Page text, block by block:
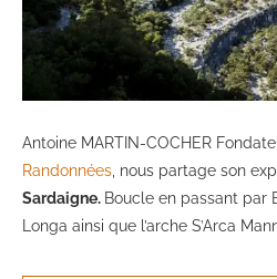
Antoine MARTIN-COCHER
Randonnées , nous partage son
Sardaigne. Boucle en passant par
Longa ainsi que l’arche S’Arca